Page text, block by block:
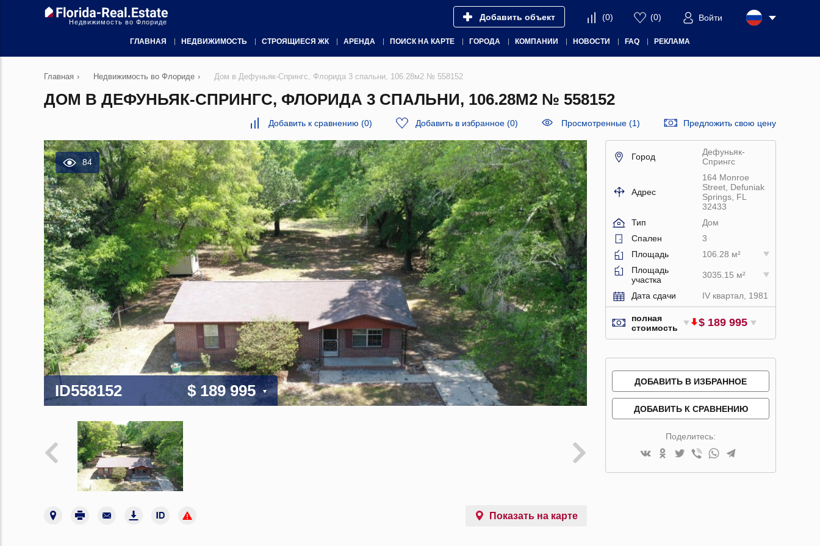
Недвижимость во Флориде Добавить объект (0) (0) Войти
ГЛАВНАЯ НЕДВИЖИМОСТЬ СТРОЯЩИЕСЯ ЖК АРЕНДА ПОИСК НА КАРТЕ ГОРОДА КОМПАНИИ НОВОСТИ FAQ РЕКЛАМА
Главная › Недвижимость во Флориде › Дом в Дефуньяк-Спрингс, Флорида 3 спальни, 106.28м2 № 558152
ДОМ В ДЕФУНЬЯК-СПРИНГС, ФЛОРИДА 3 СПАЛЬНИ, 106.28М2 № 558152
Добавить к сравнению (0) Добавить в избранное (0) Просмотренные (1) Предложить свою цену
84
ID558152 $ 189 995
Показать на карте
Город
Дефуньяк-
Спрингс
Адрес
164 Monroe
Street, Defuniak
Springs, FL
32433
Тип
Дом
Спален
3
Площадь
106.28 м²
Площадь
участка
3035.15 м²
Дата сдачи IV квартал, 1981
полная
стоимость
$ 189 995
ДОБАВИТЬ В ИЗБРАННОЕ
ДОБАВИТЬ К СРАВНЕНИЮ
Поделитесь: